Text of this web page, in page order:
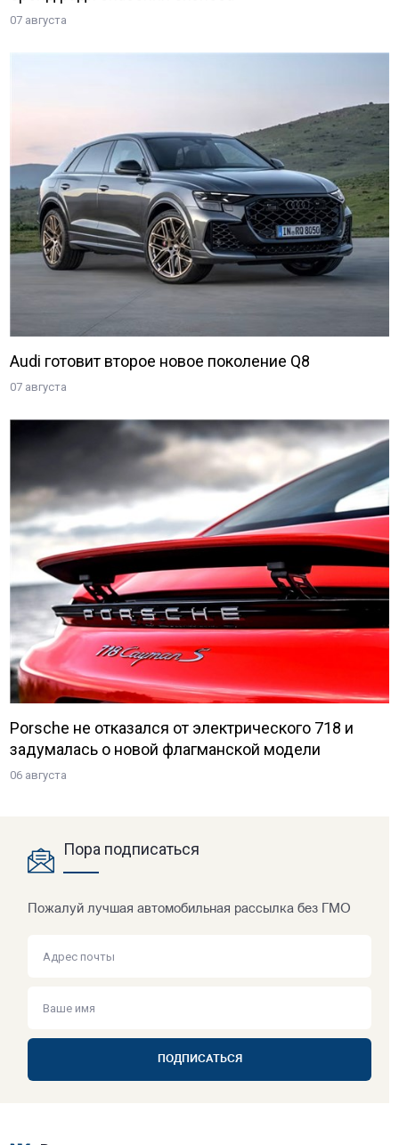
07 августа
Audi готовит второе новое поколение Q8
07 августа
Porsche не отказался от электрического 718 и
задумалась о новой флагманской модели
06 августа
Пора подписаться
Пожалуй лучшая автомобильная рассылка без ГМО
ПОДПИСАТЬСЯ